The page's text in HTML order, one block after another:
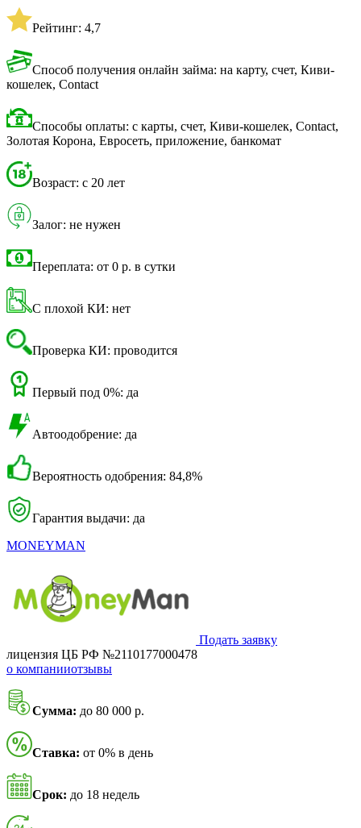
Рейтинг: 4,7
Способ получения онлайн займа: на карту, счет, Киви-
кошелек, Contact
Способы оплаты: с карты, счет, Киви-кошелек, Contact,
Золотая Корона, Евросеть, приложение, банкомат
Возраст: с 20 лет
Залог: не нужен
Переплата: от 0 р. в сутки
С плохой КИ: нет
Проверка КИ: проводится
Первый под 0%: да
Автоодобрение: да
Вероятность одобрения: 84,8%
Гарантия выдачи: да
MONEYMAN
Подать заявку
лицензия ЦБ РФ №2110177000478
о компанииотзывы
Сумма: до 80 000 р.
Ставка: от 0% в день
Срок: до 18 недель